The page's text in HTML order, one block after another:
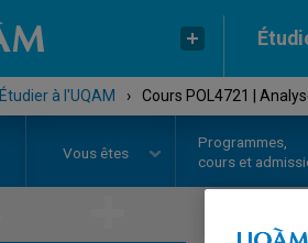
Étudier à l'UQAM › Cours POL4721 |
Vous êtes
Programmes,
cours et